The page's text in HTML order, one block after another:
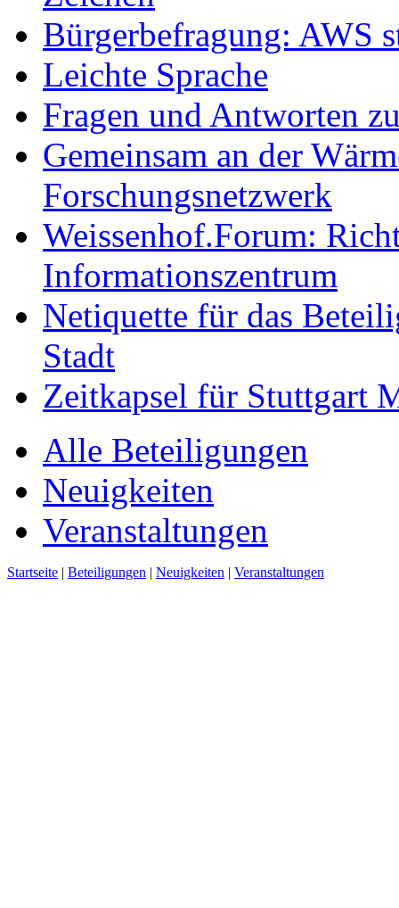
Bürgerbefragung: AWS
Leichte Sprache
Fragen und Antworten
Gemeinsam an der
Forschungsnetzwerk
Weissenhof.Forum:
Informationszentrum
Netiquette für das
Stadt
Zeitkapsel für Stuttgart
Alle Beteiligungen
Neuigkeiten
Veranstaltungen
Startseite | Beteiligungen | Neuigkeiten | Veranstaltungen